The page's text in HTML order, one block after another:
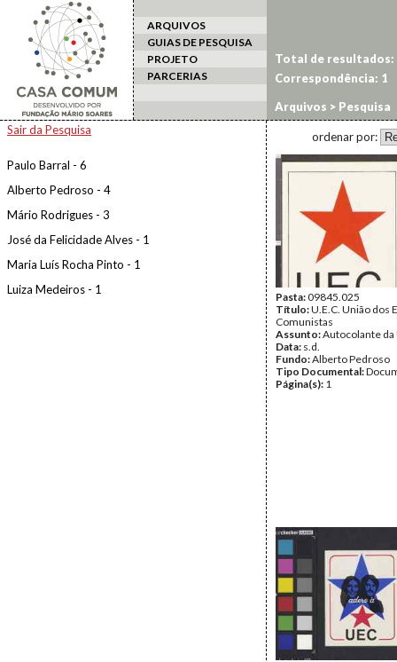
ARQUIVOS
GUIAS DE PESQUISA
PROJETO
PARCERIAS
Arquivos > Pesquisa
Sair da Pesquisa
Paulo Barral - 6
Alberto Pedroso - 4
Mário Rodrigues - 3
José da Felicidade Alves - 1
Maria Luís Rocha Pinto - 1
Luiza Medeiros - 1
Total de resultados:
Correspondência: 1
ordenar por:
Pasta:09845.025
Título:U.E.C. União dos
Comunistas
Assunto:Autocolante da
Data: s.d.
Fundo:Alberto Pedroso
Tipo Documental:
Página(s): 1